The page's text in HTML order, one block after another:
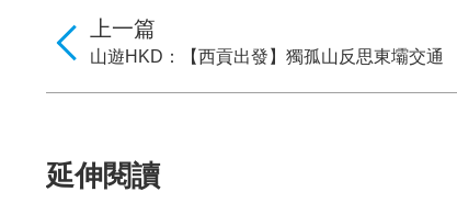
上一篇
山遊HKD：【西貢出發】獨孤山反思東壩交通
延伸閱讀